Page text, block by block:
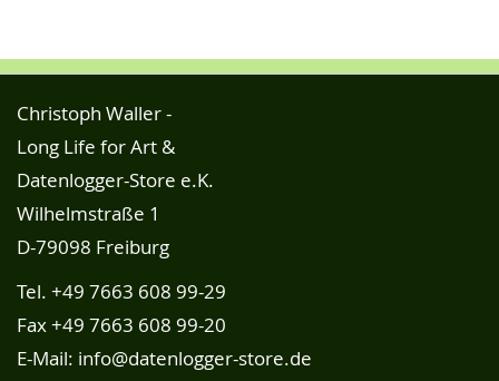
Christoph Waller -
Long Life for Art &
Datenlogger-Store e.K.
Wilhelmstraße 1
D-79098 Freiburg
Tel. +49 7663 608 99-29
Fax +49 7663 608 99-20
E-Mail: info@datenlogger-store.de